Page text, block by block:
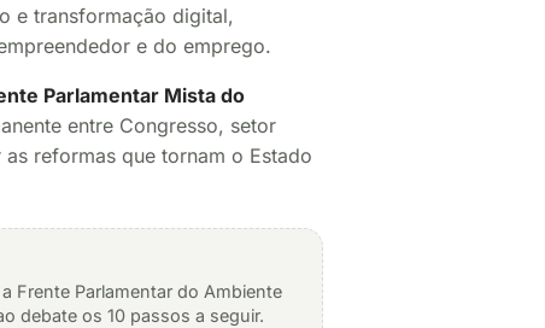
e transformação digital,
e do emprego.
Parlamentar Mista do
entre Congresso, setor
reformas que tornam o Estado
Frente Parlamentar do Ambiente
debate os 10 passos a seguir.